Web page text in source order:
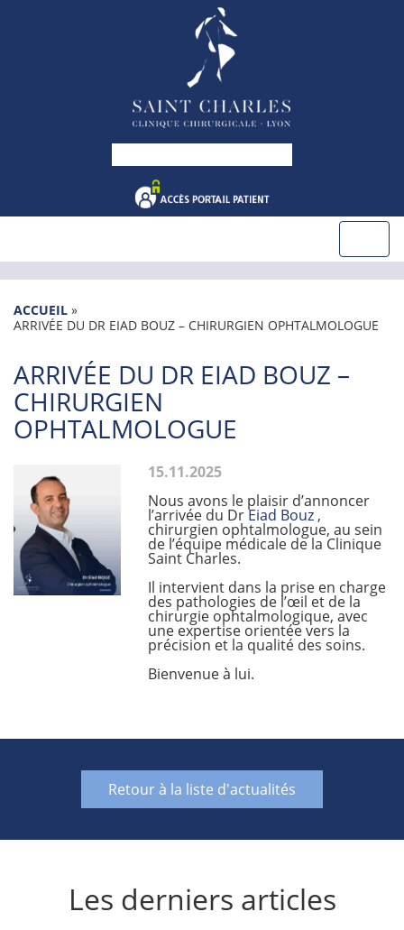
ACCUEIL »
ARRIVÉE DU DR EIAD BOUZ – CHIRURGIEN OPHTALMOLOGUE
ARRIVÉE DU DR EIAD BOUZ –
CHIRURGIEN
OPHTALMOLOGUE
15.11.2025
Nous avons le plaisir d’annoncer
l’arrivée du DrEiad Bouz ,
chirurgien ophtalmologue, au sein
de l’équipe médicale de la Clinique
Saint Charles.
Il intervient dans la prise en charge
des pathologies de l’œil et de la
chirurgie ophtalmologique, avec
une expertise orientée vers la
précision et la qualité des soins.
Bienvenue à lui.
Retour à la liste d'actualités
Les derniers articles